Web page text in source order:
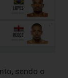
sendo o